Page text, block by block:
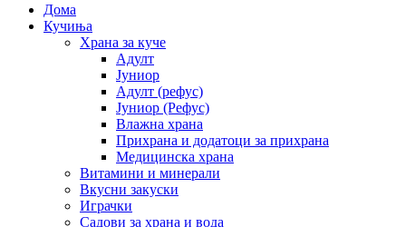
Дома
Кучиња
Храна за куче
Адулт
Јуниор
Адулт (рефус)
Јуниор (Рефус)
Влажна храна
Прихрана и додатоци за прихрана
Медицинска храна
Витамини и минерали
Вкусни закуски
Играчки
Садови за храна и вода